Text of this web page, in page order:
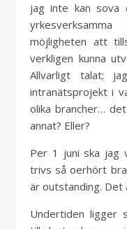
jag inte kan sova
möjligheten att
verkligen kunna
Allvarligt talat;
intranätsprojekt i
olika brancher…
annat? Eller?
Per 1 juni ska jag
trivs så oerhört
är outstanding. Det
Undertiden ligger